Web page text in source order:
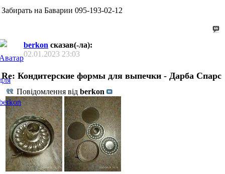
Забирать на Баварии 095-193-02-12
berkon сказав(-ла):
02.01.2023 23:03
Re: Кондитерские формы для выпечки - Дарба Спарс
Повідомлення від berkon